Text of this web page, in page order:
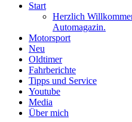
Start
Herzlich
Automagazin.
Motorsport
Neu
Oldtimer
Fahrberichte
Tipps und Service
Youtube
Media
Über mich